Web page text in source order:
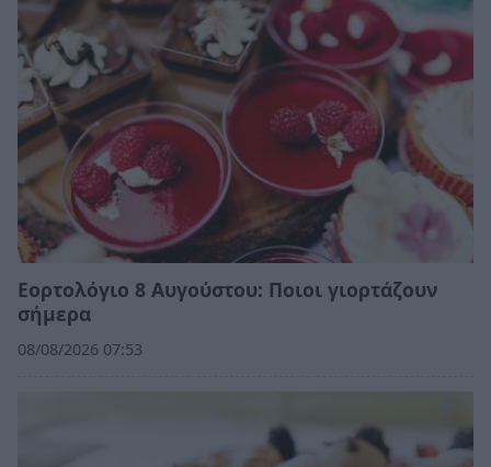
Εορτολόγιο 8 Αυγούστου: Ποιοι γιορτάζουν
σήμερα
08/08/2026 07:53